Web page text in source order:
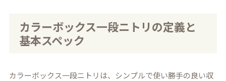
カラーボックス一段ニトリの定義と
基本スペック
カラーボックス一段ニトリは、シンプルで使い勝手の良い収